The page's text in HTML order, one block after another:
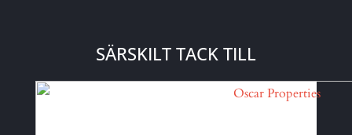
SÄRSKILT TACK TILL